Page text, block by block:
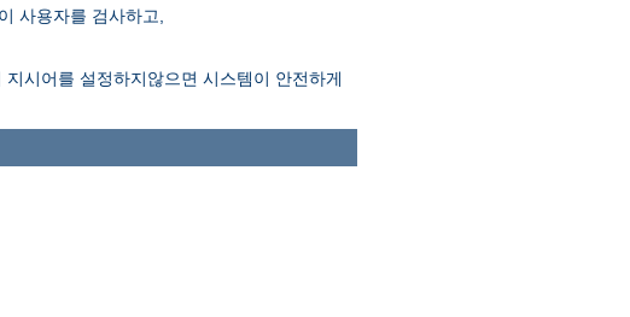
사용자를 검사하고,
시어를 설정하지않으면 시스템이 안전하게